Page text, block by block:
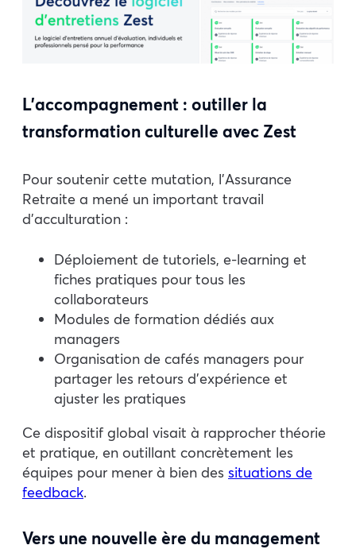
L’accompagnement : outiller la
transformation culturelle avec Zest
Pour soutenir cette mutation, l’Assurance
Retraite a mené un important travail
d’acculturation :
Déploiement de tutoriels, e-learning et
fiches pratiques pour tous les
collaborateurs
Modules de formation dédiés aux
managers
Organisation de cafés managers pour
partager les retours d’expérience et
ajuster les pratiques​
Ce dispositif global visait à rapprocher théorie
et pratique, en outillant concrètement les
équipes pour mener à bien des situations de
feedback.
Vers une nouvelle ère du management